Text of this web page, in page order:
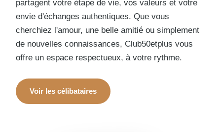
partagent votre étape de vie, vos valeurs et votre
envie d'échanges authentiques. Que vous
cherchiez l'amour, une belle amitié ou simplement
de nouvelles connaissances, Club50etplus vous
offre un espace respectueux, à votre rythme.
Voir les célibataires